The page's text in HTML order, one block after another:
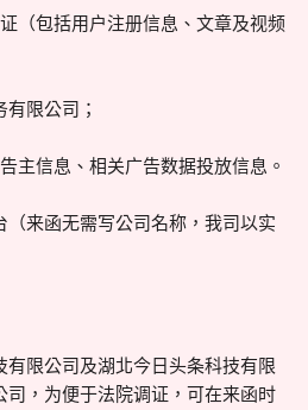
（包括用户注册信息、文章及视频
限公司；
主信息、相关广告数据投放信息。
来函无需写公司名称，我司以实
限公司及湖北今日头条科技有限
，为便于法院调证，可在来函时